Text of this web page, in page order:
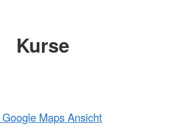
Kurse
Maps Ansicht